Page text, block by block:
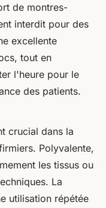
de montres-
interdit pour des
excellente
tout en
l'heure pour le
des patients.
crucial dans la
Polyvalente,
les tissus ou
La
utilisation répétée